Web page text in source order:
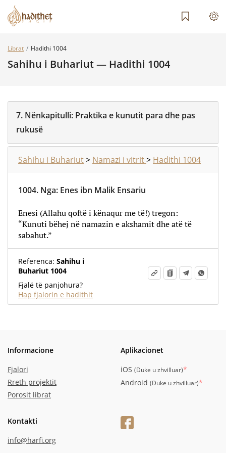
Librat Hadithi 1004
Sahihu i Buhariut — Hadithi 1004
7. Nënkapitulli: Praktika e kunutit para dhe pas
rukusë
Sahihu i Buhariut> Namazi i vitrit> Hadithi 1004
1004. Nga: Enes ibn Malik Ensariu
Enesi (Allahu qoftë i kënaqur me të!) tregon:
“Kunuti bëhej në namazin e akshamit dhe atë të
sabahut.”
Referenca: Sahihu i
Buhariut 1004
Fjalë të panjohura?
Hap fjalorin e hadithit
Informacione
Fjalori
Rreth projektit
Porosit librat
Aplikacionet
iOS (Duke u zhvilluar)*
Android (Duke u zhvilluar)*
Kontakti
info@harfi.org